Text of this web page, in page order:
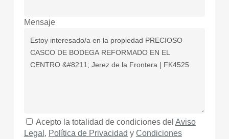
Mensaje
Acepto la totalidad de condiciones del Aviso
Legal , Política de Privacidad y Condiciones